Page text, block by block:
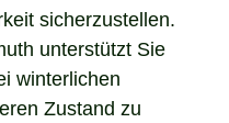
sicherzustellen.
unterstützt Sie
winterlichen
Zustand zu